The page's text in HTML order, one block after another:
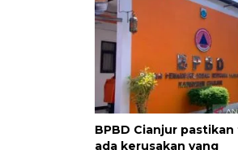
BPBD Cianjur
ada kerusakan yang